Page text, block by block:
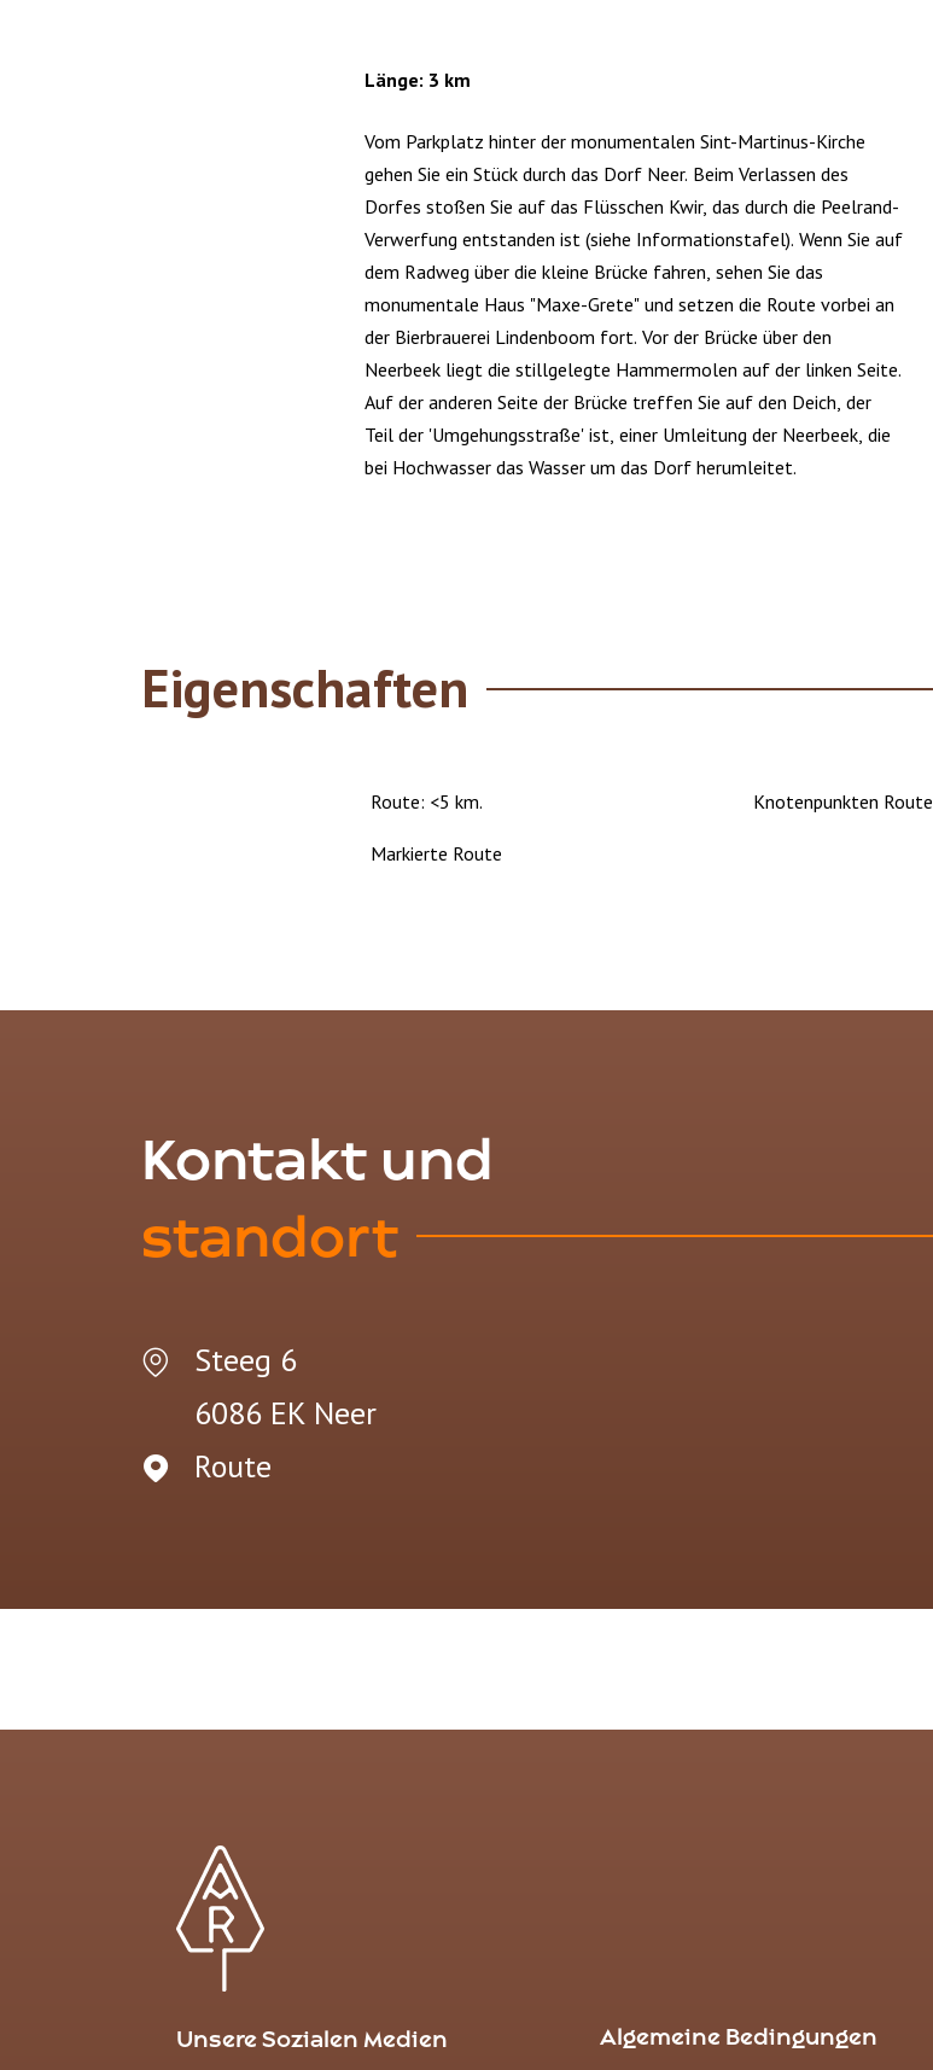
Länge: 3 km
Vom Parkplatz hinter der monumentalen Sint-Martinus-Kirche
gehen Sie ein Stück durch das Dorf Neer. Beim Verlassen des
Dorfes stoßen Sie auf das Flüsschen Kwir, das durch die Peelrand-
Verwerfung entstanden ist (siehe Informationstafel). Wenn Sie auf
dem Radweg über die kleine Brücke fahren, sehen Sie das
monumentale Haus "Maxe-Grete" und setzen die Route vorbei an
der Bierbrauerei Lindenboom fort. Vor der Brücke über den
Neerbeek liegt die stillgelegte Hammermolen auf der linken Seite.
Auf der anderen Seite der Brücke treffen Sie auf den Deich, der
Teil der 'Umgehungsstraße' ist, einer Umleitung der Neerbeek, die
bei Hochwasser das Wasser um das Dorf herumleitet.
Eigenschaften
Route: <5 km. Knotenpunkten Route
Markierte Route
Kontakt und
standort
Steeg 6
6086 EK Neer
Route
Unsere Sozialen Medien Algemeine Bedingungen